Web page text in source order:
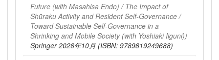
Future (with Masahisa Endo) / The Impact of
Shūraku Activity and Resident Self-Governance /
Toward Sustainable Self-Governance in a
Shrinking and Mobile Society (with Yoshiaki Iiguni))
Springer 2026年10月 (ISBN: 9789819249688)